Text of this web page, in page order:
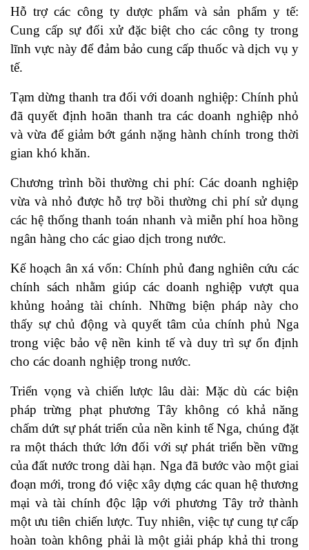
Hỗ trợ các công ty dược phẩm và sản phẩm y tế:
Cung cấp sự đối xử đặc biệt cho các công ty trong
lĩnh vực này để đảm bảo cung cấp thuốc và dịch vụ y
tế.
Tạm dừng thanh tra đối với doanh nghiệp: Chính phủ
đã quyết định hoãn thanh tra các doanh nghiệp nhỏ
và vừa để giảm bớt gánh nặng hành chính trong thời
gian khó khăn.
Chương trình bồi thường chi phí: Các doanh nghiệp
vừa và nhỏ được hỗ trợ bồi thường chi phí sử dụng
các hệ thống thanh toán nhanh và miễn phí hoa hồng
ngân hàng cho các giao dịch trong nước.
Kế hoạch ân xá vốn: Chính phủ đang nghiên cứu các
chính sách nhằm giúp các doanh nghiệp vượt qua
khủng hoảng tài chính. Những biện pháp này cho
thấy sự chủ động và quyết tâm của chính phủ Nga
trong việc bảo vệ nền kinh tế và duy trì sự ổn định
cho các doanh nghiệp trong nước.
Triển vọng và chiến lược lâu dài: Mặc dù các biện
pháp trừng phạt phương Tây không có khả năng
chấm dứt sự phát triển của nền kinh tế Nga, chúng đặt
ra một thách thức lớn đối với sự phát triển bền vững
của đất nước trong dài hạn. Nga đã bước vào một giai
đoạn mới, trong đó việc xây dựng các quan hệ thương
mại và tài chính độc lập với phương Tây trở thành
một ưu tiên chiến lược. Tuy nhiên, việc tự cung tự cấp
hoàn toàn không phải là một giải pháp khả thi trong